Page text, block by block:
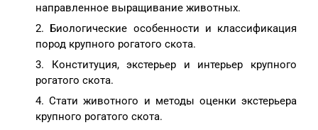
направленное выращивание животных.
Биологические особенности и классификация
пород крупного рогатого скота.
Конституция, экстерьер и интерьер крупного
рогатого скота.
Стати животного и методы оценки экстерьера
крупного рогатого скота.